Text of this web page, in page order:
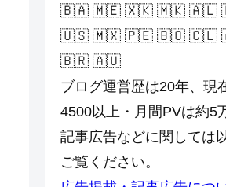
🇧🇦 🇲🇪 🇽🇰 🇲🇰 🇦🇱
🇺🇸 🇲🇽 🇵🇪 🇧🇴 🇨🇱
🇧🇷 🇦🇺
ブログ運営歴は20年、現
4500以上・月間PVは約5
記事広告などに関しては
ご覧ください。